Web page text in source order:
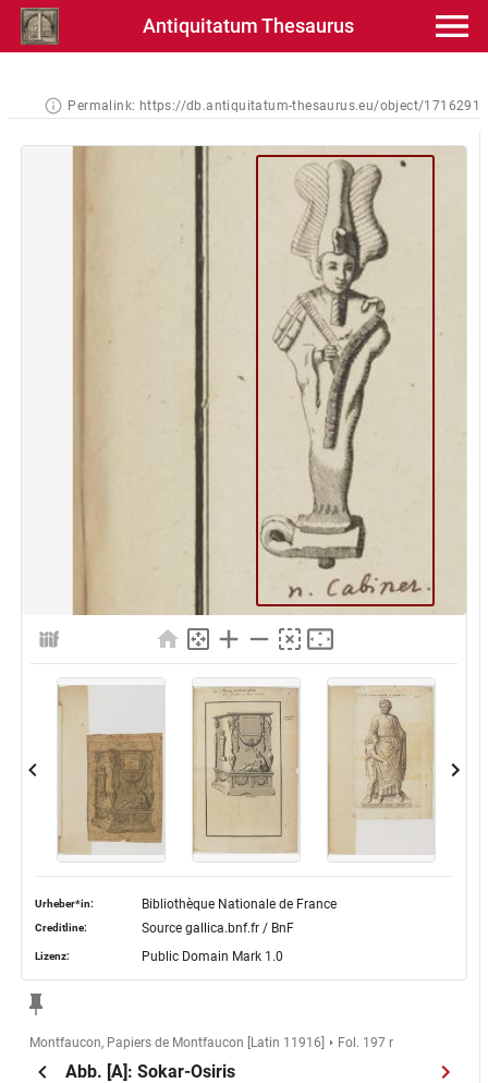
Antiquitatum Thesaurus
Permalink: https://db.antiquitatum-thesaurus.eu/object/1716291
Urheber*in: Bibliothèque Nationale de France
Creditline: Source gallica.bnf.fr / BnF
Lizenz: Public Domain Mark 1.0
Montfaucon, Papiers de Montfaucon [Latin 11916] Fol. 197 r
Abb. [A]: Sokar-Osiris